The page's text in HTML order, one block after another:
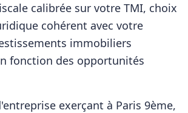
calibrée sur votre TMI, choix
cohérent avec votre
immobiliers
fonction des opportunités
exerçant à Paris 9ème,